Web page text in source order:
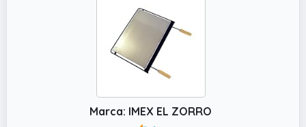
utilizarla de muchas maneras.
✔️ ROBUSTA Y DURADERA | Simplemente
coloque la sólida plancha rectangular en su
superficie de asado y utilícela
inmediatamente. Fabricada en hierro fundido
de 5 mm de grosor y con un peso de 3,5 kg,
se adapta a muchas barbacoas de gas y
Marca: IMEX EL ZORRO